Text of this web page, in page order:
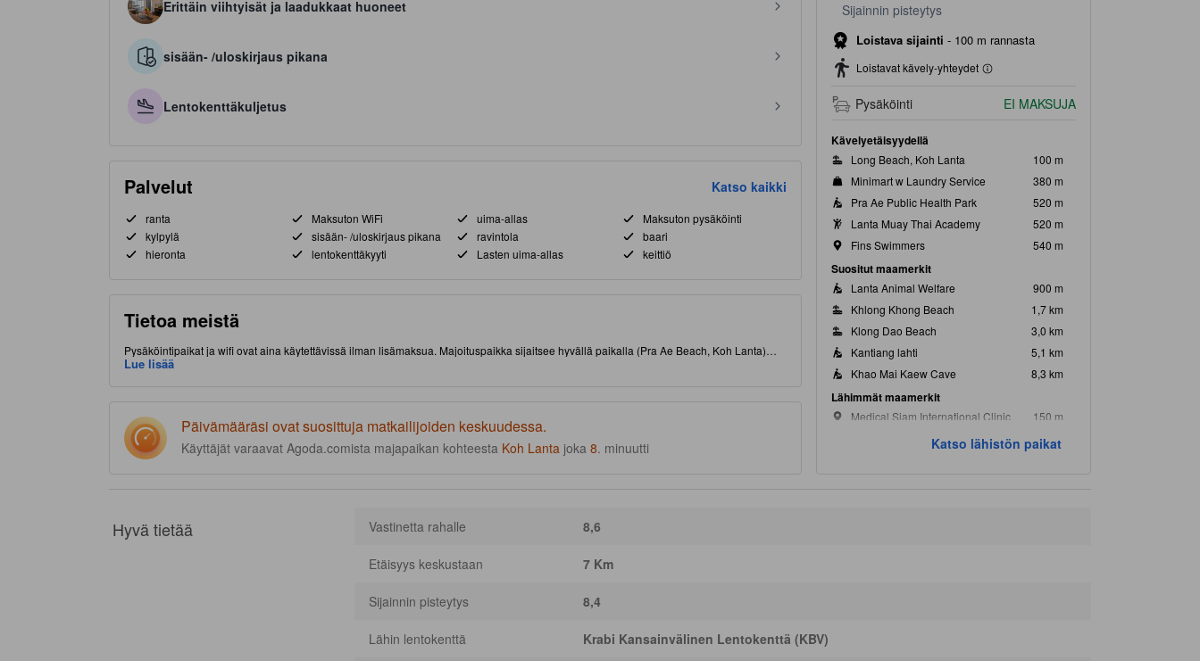
Erittäin viihtyisät ja laadukkaat huoneet
sisään- /uloskirjaus pikana
Lentokenttäkuljetus
Palvelut Katso kaikki
ranta Maksuton WiFi uima-allas
Maksuton pysäköinti
kylpylä
sisään- /uloskirjaus pikana ravintola
baari
hieronta
lentokenttäkyyti Lasten uima-allas keittiö
Tietoa meistä
Pysäköintipaikat ja wifi ovat aina käytettävissä ilman lisämaksua. Majoituspaikka sijaitsee hyvällä paikalla (Pra Ae Beach, Koh Lanta)
lyhyen matkan päässä nähtävyyksistä ja kiinnostavista ruokapaikoista. Matkan aikana kannattaa ehdottomasti nähdä Lanta Animal
Lue lisää
Päivämääräsi ovat suosittuja matkailijoiden keskuudessa.
Käyttäjät varaavat Agoda.comista majapaikan kohteesta Koh Lanta joka 8. minuutti
Sijainnin pisteytys
Loistava sijainti - 100 m rannasta
Loistavat kävely-yhteydet
Pysäköinti EI MAKSUJA
Kävelyetäisyydellä
Long Beach, Koh Lanta
100 m
Minimart w Laundry Service
380 m
Pra Ae Public Health Park
520 m
Lanta Muay Thai Academy
520 m
Fins Swimmers
540 m
Suositut maamerkit
Lanta Animal Welfare
900 m
Khlong Khong Beach
1,7 km
Klong Dao Beach
3,0 km
Kantiang lahti
5,1 km
Khao Mai Kaew Cave
8,3 km
Lähimmät maamerkit
Medical Siam International Clinic
150 m
450 m
Katso lähistön paikat
Hyvä tietää Vastinetta rahalle 8,6
Etäisyys keskustaan 7 Km
Sijainnin pisteytys 8,4
Lähin lentokenttä Krabi Kansainvälinen Lentokenttä (KBV)